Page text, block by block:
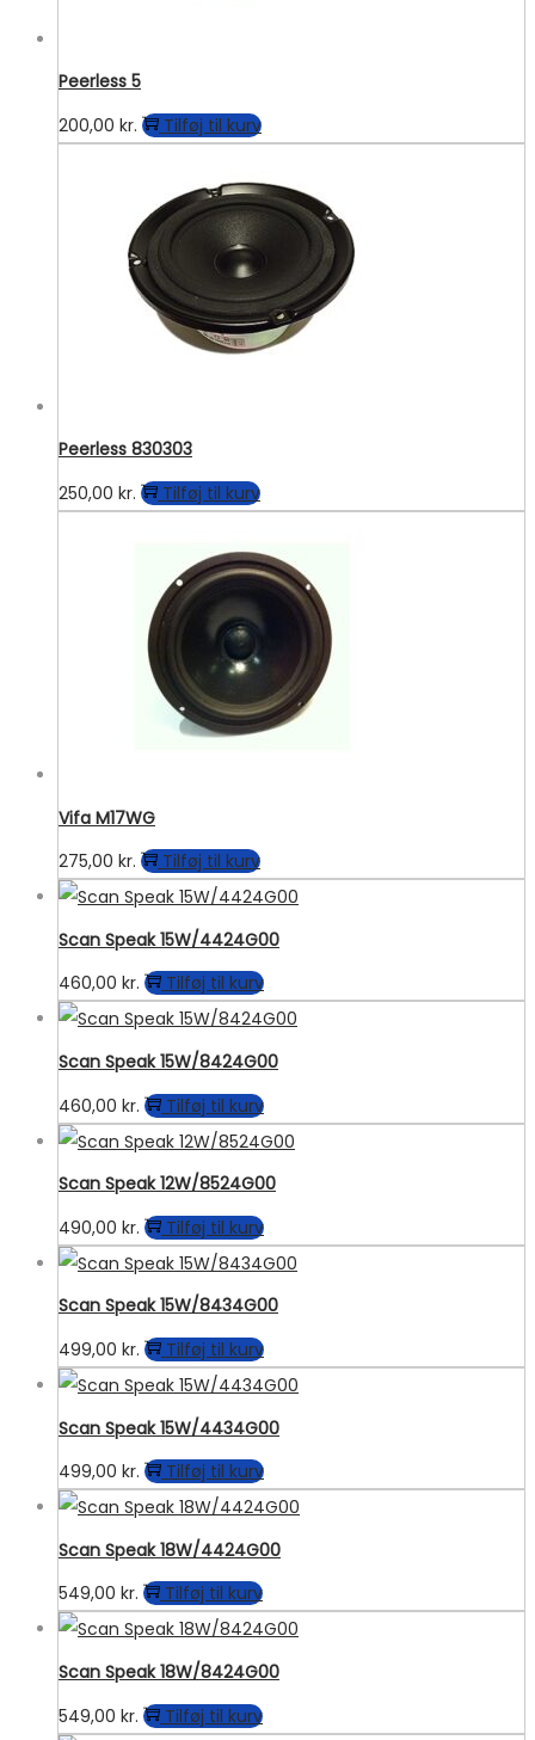
Peerless 5
200,00 kr. Tilføj til kurv
Peerless 830303
250,00 kr. Tilføj til kurv
Vifa M17WG
275,00 kr. Tilføj til kurv
Scan Speak 15W/4424G00
460,00 kr. Tilføj til kurv
Scan Speak 15W/8424G00
460,00 kr. Tilføj til kurv
Scan Speak 12W/8524G00
490,00 kr. Tilføj til kurv
Scan Speak 15W/8434G00
499,00 kr. Tilføj til kurv
Scan Speak 15W/4434G00
499,00 kr. Tilføj til kurv
Scan Speak 18W/4424G00
549,00 kr. Tilføj til kurv
Scan Speak 18W/8424G00
549,00 kr. Tilføj til kurv